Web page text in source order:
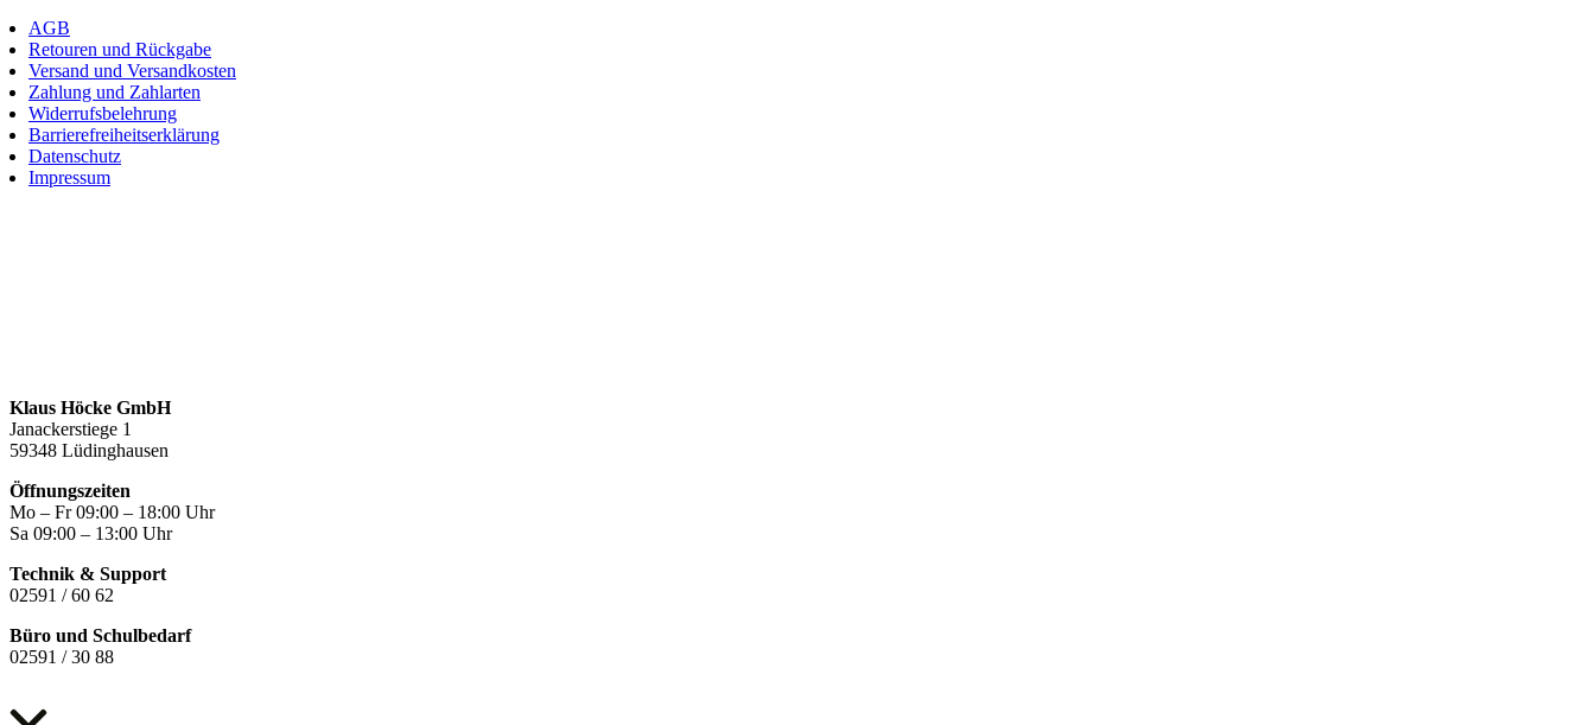
AGB
Retouren und Rückgabe
Versand und Versandkosten
Zahlung und Zahlarten
Widerrufsbelehrung
Barrierefreiheitserklärung
Datenschutz
Impressum
Klaus Höcke GmbH
Janackerstiege 1
59348 Lüdinghausen
Öffnungszeiten
Mo – Fr 09:00 – 18:00 Uhr
Sa 09:00 – 13:00 Uhr
Technik & Support
02591 / 60 62
Büro und Schulbedarf
02591 / 30 88